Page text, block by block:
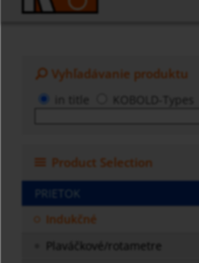
Vyhľadávanie produktu
KOBOLD-Types
Product Selection
PRIETOK
Indukčné
Plaváčkové/rotametre